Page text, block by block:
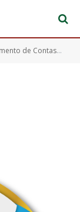
de Contas